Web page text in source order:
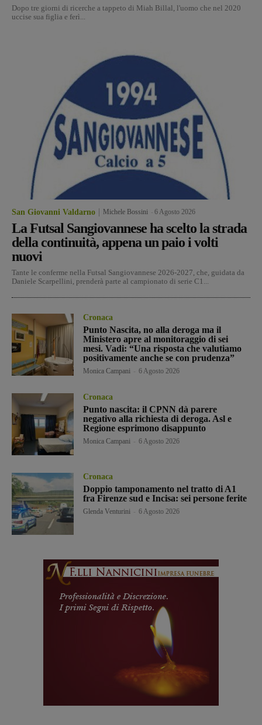
Dopo tre giorni di ricerche a tappeto di Miah Billal, l'uomo che nel 2020
uccise sua figlia e ferì...
San Giovanni Valdarno Michele Bossini 6 Agosto 2026
La Futsal Sangiovannese ha scelto la strada
della continuità, appena un paio i volti
nuovi
Tante le conferme nella Futsal Sangiovannese 2026-2027, che, guidata da
Daniele Scarpellini, prenderà parte al campionato di serie C1...
Cronaca
Punto Nascita, no alla deroga ma il
Ministero apre al monitoraggio di sei
mesi. Vadi: “Una risposta che valutiamo
positivamente anche se con prudenza”
Monica Campani 6 Agosto 2026
Cronaca
Punto nascita: il CPNN dà parere
negativo alla richiesta di deroga. Asl e
Regione esprimono disappunto
Monica Campani 6 Agosto 2026
Cronaca
Doppio tamponamento nel tratto di A1
fra Firenze sud e Incisa: sei persone ferite
Glenda Venturini 6 Agosto 2026